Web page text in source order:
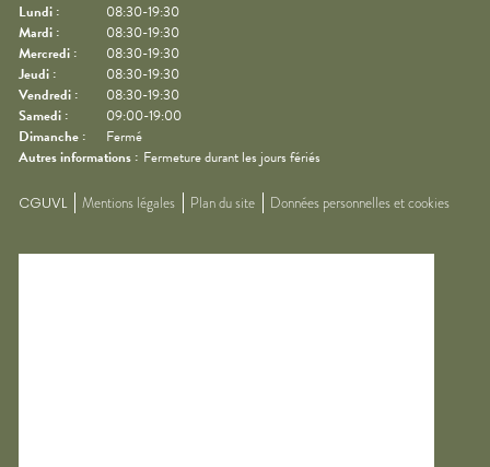
Lundi :
08:30-19:30
Mardi :
08:30-19:30
Mercredi :
08:30-19:30
Jeudi :
08:30-19:30
Vendredi :
08:30-19:30
Samedi :
09:00-19:00
Dimanche :
Fermé
Autres informations : Fermeture durant les jours fériés
CGUVL Mentions légales Plan du site Données personnelles et cookies